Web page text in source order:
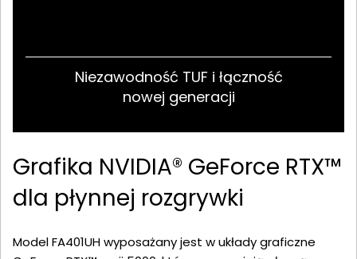
Niezawodność TUF i łączność
nowej generacji
Grafika NVIDIA® GeForce RTX™
dla płynnej rozgrywki
Model FA401UH wyposażany jest w układy graficzne